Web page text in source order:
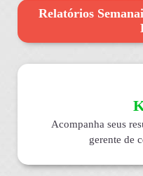
Relatórios
Acompanha seus
gerente de